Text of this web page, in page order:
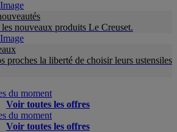
nouveaux produits Le Creuset.
proches la liberté de choisir leurs ustensiles
du moment
Voir toutes les offres
du moment
Voir toutes les offres